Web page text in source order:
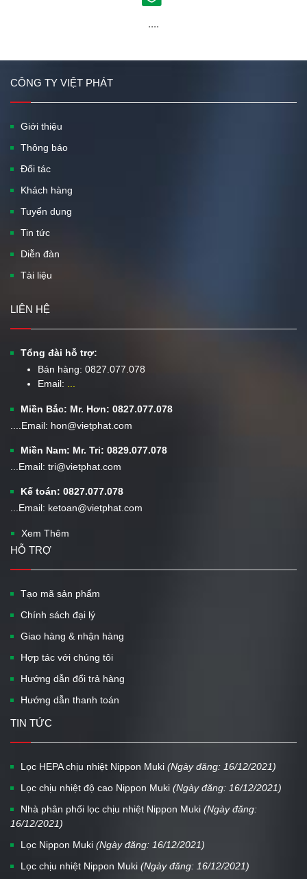
....
CÔNG TY VIỆT PHÁT
Giới thiệu
Thông báo
Đối tác
Khách hàng
Tuyển dụng
Tin tức
Diễn đàn
Tài liệu
LIÊN HỆ
Tổng đài hỗ trợ:
Bán hàng: 0827.077.078
Email:
Miền Bắc: Mr. Hơn: 0827.077.078
....Email: hon@vietphat.com
Miền Nam: Mr. Tri: 0829.077.078
...Email: tri@vietphat.com
Kế toán: 0827.077.078
...Email: ketoan@vietphat.com
Xem Thêm
HỖ TRỢ
Tạo mã sản phẩm
Chính sách đại lý
Giao hàng & nhận hàng
Hợp tác với chúng tôi
Hướng dẫn đổi trả hàng
Hướng dẫn thanh toán
TIN TỨC
Lọc HEPA chịu nhiệt Nippon Muki (Ngày đăng: 16/12/2021)
Lọc chịu nhiệt độ cao Nippon Muki (Ngày đăng: 16/12/2021)
Nhà phân phối lọc chịu nhiệt Nippon Muki (Ngày đăng:
16/12/2021)
Lọc Nippon Muki (Ngày đăng: 16/12/2021)
Lọc chịu nhiệt Nippon Muki (Ngày đăng: 16/12/2021)